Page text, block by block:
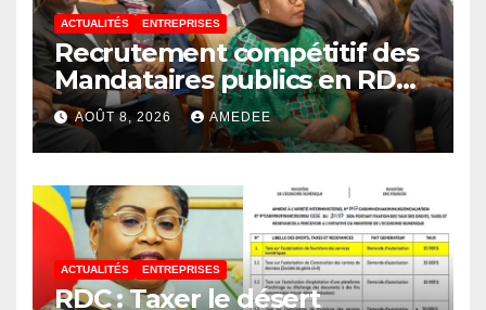
ACTUALITÉS ENTREPRISES
Recrutement compétitif des
Mandataires publics en RDC :
la fausse révolution de la
transparence
AOÛT 8, 2026 AMEDEE
ACTUALITÉS ENTREPRISES
RDC : Taxer le désert